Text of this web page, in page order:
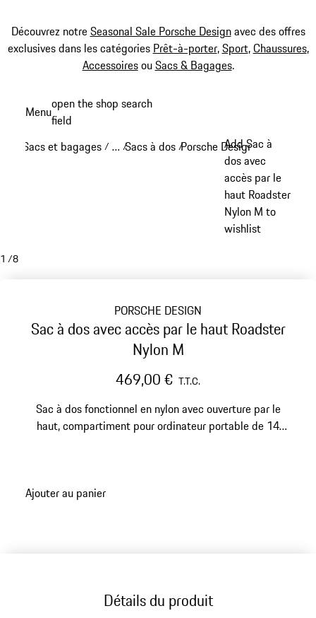
Découvrez notreSeasonal Sale Porsche Designavec des offres
exclusives dans les catégories Prêt-à-porter,Sport,Chaussures,
AccessoiresouSacs & Bagages.
principal
Menuopen the shop search
field
Sacs et bagages / …
Reveal collapsed breadcrumb items
/Sacs à dos /Porsche Design sacs à dos
Add Sac à
dos avec
accès par le
haut Roadster
Nylon M to
wishlist
1 /8
PORSCHE DESIGN
Sac à dos avec accès par le haut Roadster
Nylon M
469,00 € T.T.C.
Sac à dos fonctionnel en nylon avec ouverture par le
haut, compartiment pour ordinateur portable de 14
Ajouter au panier
Détails du produit